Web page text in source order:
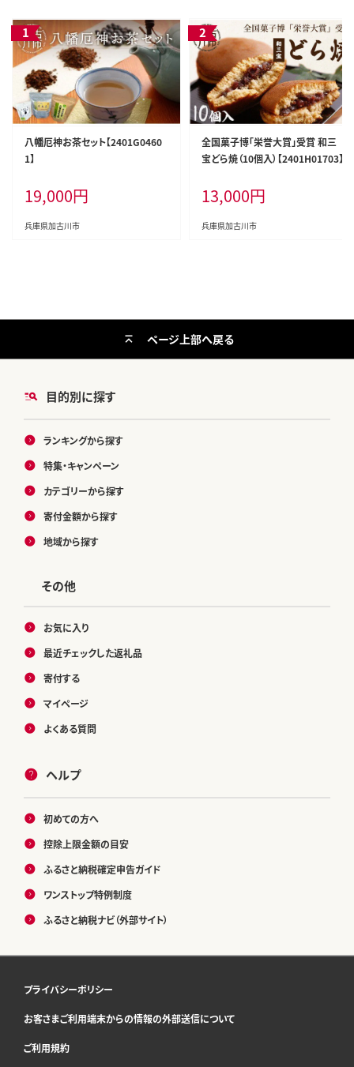
八幡厄神お茶セット【2401G0460
1】
19,000円
兵庫県加古川市
全国菓子博「栄誉大賞」受賞 和三
宝どら焼（10個入）【2401H01703】
13,000円
兵庫県加古川市
目的別に探す
ランキングから探す
特集・キャンペーン
カテゴリーから探す
寄付金額から探す
地域から探す
その他
お気に入り
最近チェックした返礼品
寄付する
マイページ
よくある質問
ヘルプ
初めての方へ
控除上限金額の目安
ふるさと納税確定申告ガイド
ワンストップ特例制度
ふるさと納税ナビ（外部サイト）
ページ上部へ戻る
プライバシーポリシー
お客さまご利用端末からの情報の外部送信について
ご利用規約